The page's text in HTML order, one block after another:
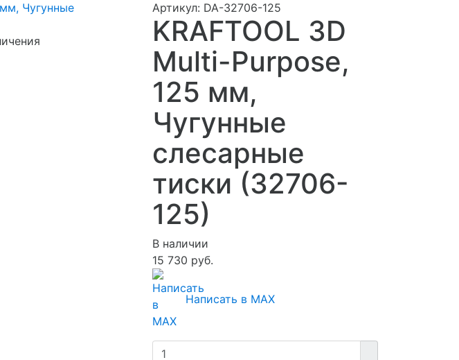
Артикул: DA-32706-125
KRAFTOOL 3D
Multi-Purpose,
125 мм,
Чугунные
слесарные
тиски (32706-
125)
В наличии
15 730 руб.
Написать в MAX